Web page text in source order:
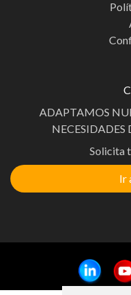
ADAPTAMOS
NECESIDADES
Solicita
Ir